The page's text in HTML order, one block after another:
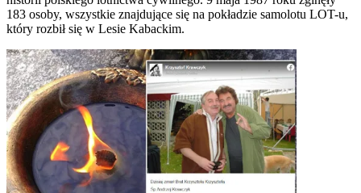
183 osoby, wszystkie znajdujące się na pokładzie samolotu LOT-u,
który rozbił się w Lesie Kabackim.